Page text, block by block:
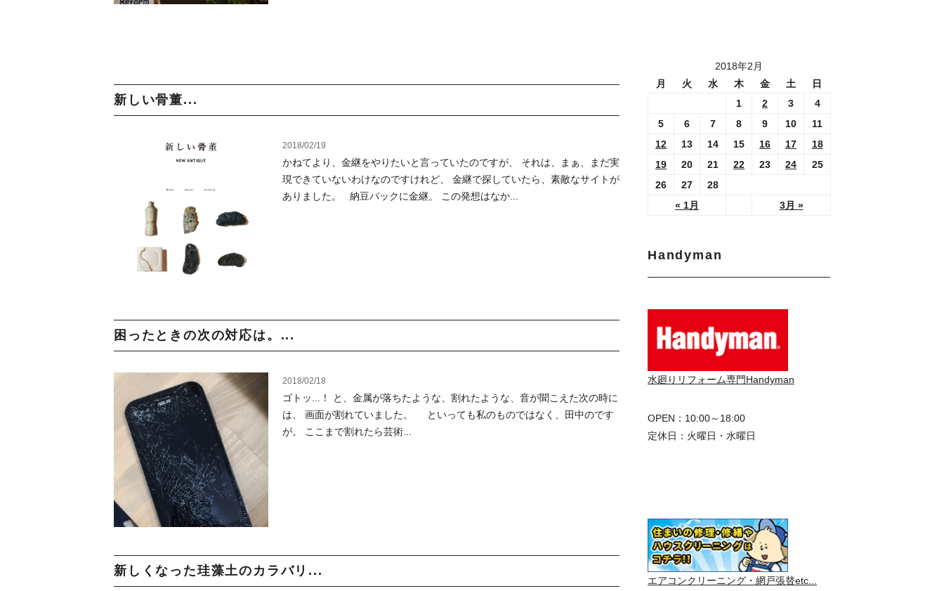
新しい骨董...
2018/02/19
かねてより、金継をやりたいと言っていたのですが、 それは、まぁ、まだ実
現できていないわけなのですけれど、 金継で探していたら、素敵なサイトが
ありました。 納豆パックに金継。 この発想はなか...
困ったときの次の対応は。...
2018/02/18
ゴトッ...！ と、金属が落ちたような、割れたような、音が聞こえた次の時に
は、 画面が割れていました。 といっても私のものではなく、田中のです
が。 ここまで割れたら芸術...
新しくなった珪藻土のカラバリ...
2018年2月
月
火 水 木 金 土 日
« 1月 3月 »
1 2 3
4
5
6 7 8 9 10
11
12
13 14 15 16 17
18
19
20 21 22 23 24
25
26
27 28
Handyman
水廻りリフォーム専門Handyman
OPEN：10:00～18:00
定休日：火曜日・水曜日
エアコンクリーニング・網戸張替etc...